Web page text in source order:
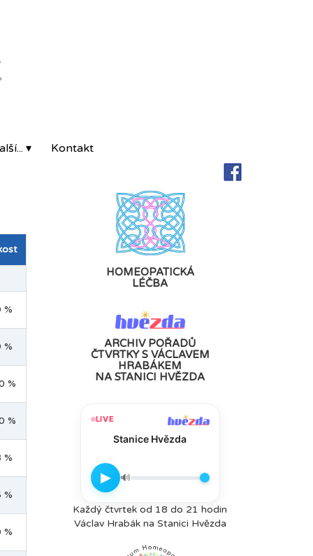
▾ Kontakt
%
%
%
%
%
%
%
HOMEOPATICKÁ
LÉČBA
ARCHIV POŘADŮ
ČTVRTKY S VÁCLAVEM
HRABÁKEM
NA STANICI HVĚZDA
LIVE
Stanice Hvězda
▶ 🔊
Každý čtvrtek od 18 do 21 hodin
Václav Hrabák na Stanici Hvězda